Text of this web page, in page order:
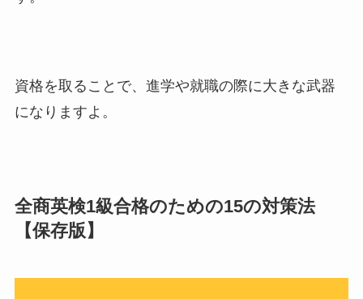
資格を取ることで、進学や就職の際に大きな武器
になりますよ。
全商英検1級合格のための15の対策法
【保存版】